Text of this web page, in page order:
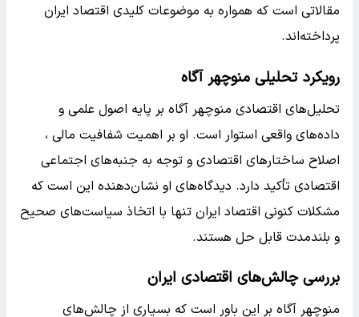
مقالاتی است که همواره به موضوعات کلیدی اقتصاد ایران
پرداخته‌اند.
رویکرد تحلیلی منوچهر آگاه
تحلیل‌های اقتصادی منوچهر آگاه بر پایه اصول علمی و
داده‌های واقعی استوار است. او بر اهمیت شفافیت مالی ،
اصلاح ساختارهای اقتصادی و توجه به جنبه‌های اجتماعی
اقتصادی تأکید دارد. دیدگاه‌های او نشان‌دهنده این است که
مشکلات کنونی اقتصاد ایران تنها با اتخاذ سیاست‌های صحیح
و بلندمدت قابل حل هستند.
بررسی چالش‌های اقتصادی ایران
منوچهر آگاه بر این باور است که بسیاری از چالش‌های